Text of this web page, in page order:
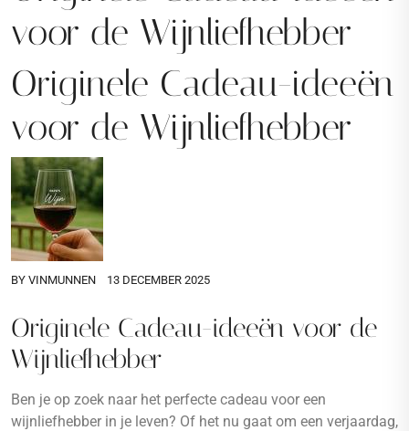
voor de Wijnliefhebber
Originele Cadeau-ideeën
voor de Wijnliefhebber
BY VINMUNNEN 13 DECEMBER 2025
Originele Cadeau-ideeën voor de
Wijnliefhebber
Ben je op zoek naar het perfecte cadeau voor een
wijnliefhebber in je leven? Of het nu gaat om een verjaardag,